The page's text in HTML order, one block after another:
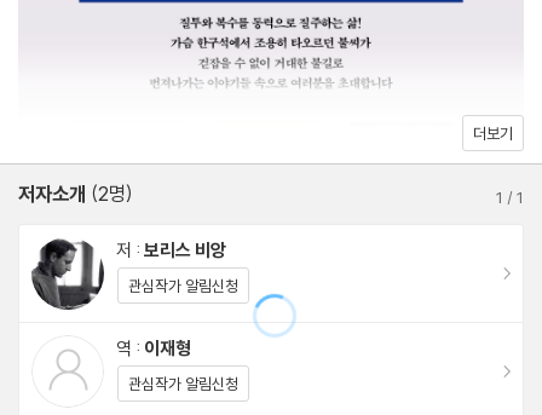
더보기
저자소개 (2명) 1 /1
저 : 보리스 비앙
관심작가 알림신청
역 : 이재형
관심작가 알림신청